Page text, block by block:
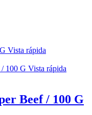
Vista rápida
Vista rápida
Beef / 100 G